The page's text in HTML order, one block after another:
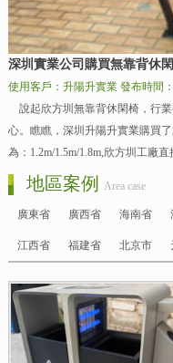
深圳實業公司購買無靠背休
使用客戶：升陽升實業 發布時間
說起欣方圳無靠背休閑椅，行
心。瞧瞧，深圳升陽升實業購買
為：1.2m/1.5m/1.8m,欣方圳工廠
地區案例 Area case
廣東省 廣西省 海南省
江西省 福建省 北京市